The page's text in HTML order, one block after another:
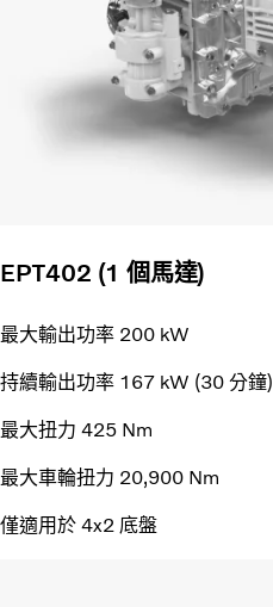
EPT402 (1 個馬達)
最大輸出功率 200 kW
持續輸出功率 167 kW (30 分鐘)
最大扭力 425 Nm
最大車輪扭力 20,900 Nm
僅適用於 4x2 底盤